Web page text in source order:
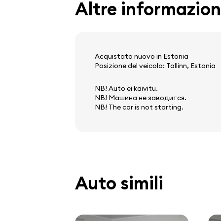
Altre
Acquistato nuovo in Estonia
Posizione del veicolo: Tallinn, Estonia
NB! Auto ei käivitu.
NB! Машина не заводится.
NB! The car is not starting.
Auto simili